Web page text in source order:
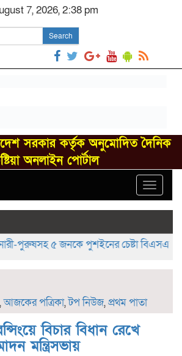
7, 2026, 2:38 pm
Search
সরকার কর্তৃক অনুমোদিত দৈনিক
অনলাইন পোর্টাল
Toggle
পুরুষসহ ৫ জনকে পুশইনের চেষ্টা বিএসএফের,
,আজকের পত্রিকা,টপ নিউজ,প্রথম পাতা
বিচার বিধান রেখে
মন্ত্রিসভায়